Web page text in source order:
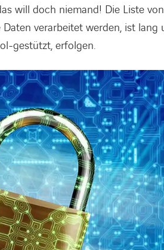
will doch niemand! Die Liste
verarbeitet werden, ist
gestützt, erfolgen.